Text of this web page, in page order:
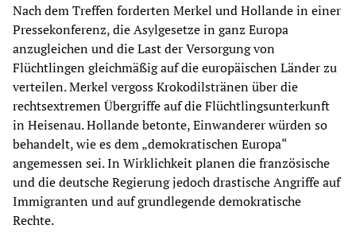
Nach dem Treffen forderten Merkel und Hollande in einer
Pressekonferenz, die Asylgesetze in ganz Europa
anzugleichen und die Last der Versorgung von
Flüchtlingen gleichmäßig auf die europäischen Länder zu
verteilen. Merkel vergoss Krokodilstränen über die
rechtsextremen Übergriffe auf die Flüchtlingsunterkunft
in Heisenau. Hollande betonte, Einwanderer würden so
behandelt, wie es dem „demokratischen Europa“
angemessen sei. In Wirklichkeit planen die französische
und die deutsche Regierung jedoch drastische Angriffe auf
Immigranten und auf grundlegende demokratische
Rechte.